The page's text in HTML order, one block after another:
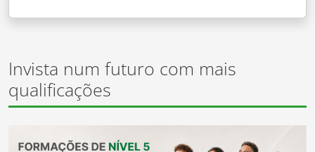
Invista num futuro com mais
qualificações